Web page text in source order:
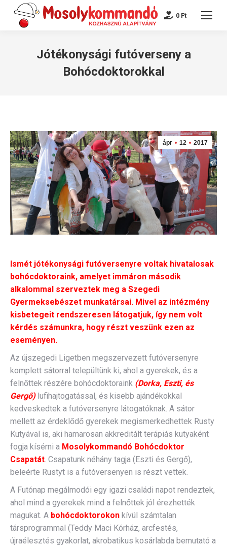
0 Ft
Jótékonysági futóverseny a
Bohócdoktorokkal
ápr 12 2017
Ismét jótékonysági futóversenyre voltak hivatalosak
bohócdoktoraink, amelyet immáron második
alkalommal szerveztek meg a Szegedi
Gyermeksebészet munkatársai. Mivel az intézmény
kisbetegeit rendszeresen látogatjuk, így nem volt
kérdés számunkra, hogy részt veszünk ezen az
eseményen.
Az újszegedi Ligetben megszervezett futóversenyre
komplett sátorral települtünk ki, ahol a gyerekek, és a
felnőttek részére bohócdoktoraink (Dorka, Eszti, és
Gergő)lufihajtogatással, és kisebb ajándékokkal
kedveskedtek a futóversenyre látogatóknak. A sátor
mellett az érdeklődő gyerekek megismerkedhettek Rusty
Kutyával is, aki hamarosan akkreditált terápiás kutyaként
fogja kísérni a Mosolykommandó Bohócdoktor
Csapatát. Csapatunk néhány tagja (Eszti és Gergő),
beleérte Rustyt is a futóversenyen is részt vettek.
A Futónap megálmodói egy igazi családi napot rendeztek,
ahol mind a gyerekek mind a felnőttek jól érezhették
magukat. A bohócdoktorokon kívül számtalan
társprogrammal (Teddy Maci Kórház, arcfestés,
újraélesztés gyakorlat, akrobatikus kosárlabda bemutató a